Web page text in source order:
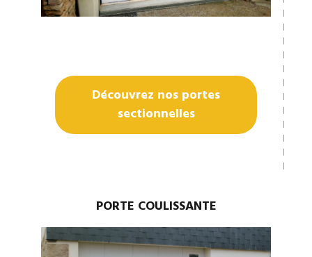
Découvrez nos portes
sectionnelles
PORTE COULISSANTE